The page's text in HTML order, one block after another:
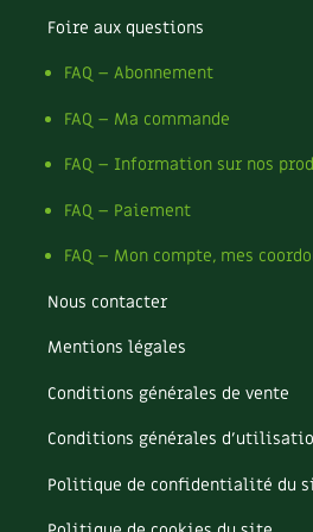
Recettes végétariennes et vegan
Matériaux écologiques
Énergie
Gestion de l’eau
Santé et bien-être
Trucs & astuces
Appels à témoignage
Bonnes adresses
Foire aux questions
FAQ – Abonnement
FAQ – Ma commande
FAQ – Information sur nos
FAQ – Paiement
FAQ – Mon compte, mes
Nous contacter
Mentions légales
Conditions générales de vente
Conditions générales
Politique de confidentialité du